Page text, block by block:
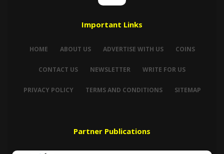
Important Links
HOME ABOUT US ADVERTISE WITH US COINS
CONTACT US NEWSLETTER WRITE FOR US
PRIVACY POLICY TERMS AND CONDITIONS SITEMAP
Partner Publications